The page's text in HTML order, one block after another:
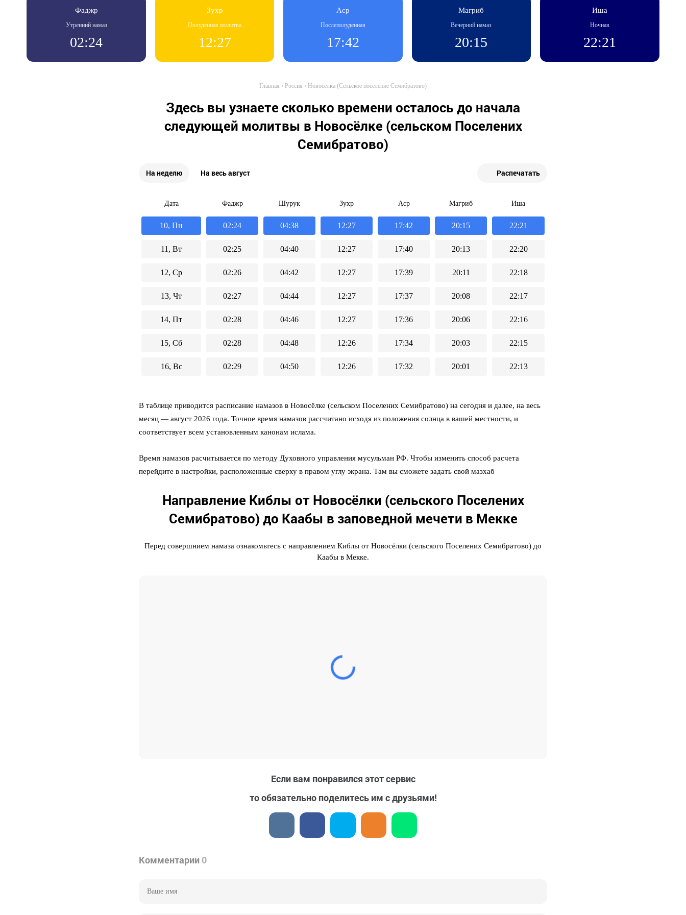
Фаджр
Утренний намаз
02:24
Зухр
Полуденная молитва
12:27
Аср
Послеполуденная
17:42
Магриб
Вечерний намаз
20:15
Иша
Ночная
22:21
Главная › Россия › Новосёлка (Cельское поселение Семибратово)
Здесь вы узнаете сколько времени осталось до начала
следующей молитвы в Новосёлке (cельском Поселених
Семибратово)
На неделю На весь август Распечатать
Дата Фаджр Шурук Зухр Аср Магриб Иша
10, Пн 02:24 04:38 12:27 17:42 20:15 22:21
11, Вт 02:25 04:40 12:27 17:40 20:13 22:20
12, Ср 02:26 04:42 12:27 17:39 20:11 22:18
13, Чт 02:27 04:44 12:27 17:37 20:08 22:17
14, Пт 02:28 04:46 12:27 17:36 20:06 22:16
15, Сб 02:28 04:48 12:26 17:34 20:03 22:15
16, Вс 02:29 04:50 12:26 17:32 20:01 22:13
В таблице приводится расписание намазов в Новосёлке (cельском Поселених Семибратово) на сегодня и далее, на весь
месяц — август 2026 года. Точное время намазов рассчитано исходя из положения солнца в вашей местности, и
соответствует всем установленным канонам ислама.
Время намазов расчитывается по методу Духовного управления мусульман РФ. Чтобы изменить способ расчета
перейдите в настройки, расположенные сверху в правом углу экрана. Там вы сможете задать свой мазхаб
Направление Киблы от Новосёлки (cельского Поселених
Семибратово) до Каабы в заповедной мечети в Мекке
Перед совершнием намаза ознакомьтесь с направлением Киблы от Новосёлки (cельского Поселених Семибратово) до
Каабы в Мекке.
Если вам понравился этот сервис
то обязательно поделитесь им с друзьями!
Комментарии 0